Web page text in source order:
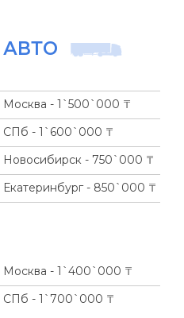
АВТО
Москва - 1`500`000 ₸
СПб - 1`600`000 ₸
Новосибирск - 750`000 ₸
Екатеринбург - 850`000 ₸
Москва - 1`400`000 ₸
СПб - 1`700`000 ₸